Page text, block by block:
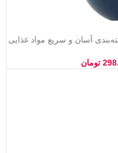
آسان و سریع مواد غذایی
تومان